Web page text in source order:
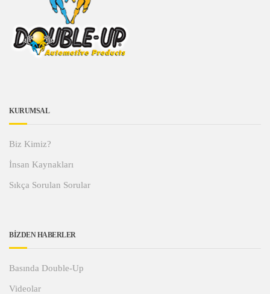
KURUMSAL
Biz Kimiz?
İnsan Kaynakları
Sıkça Sorulan Sorular
BİZDEN HABERLER
Basında Double-Up
Videolar